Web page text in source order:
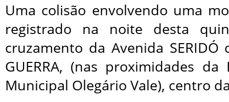
Uma colisão envolvendo uma
registrado na noite desta
cruzamento da Avenida SERIDÓ
GUERRA, (nas proximidades da
Municipal Olegário Vale), centro